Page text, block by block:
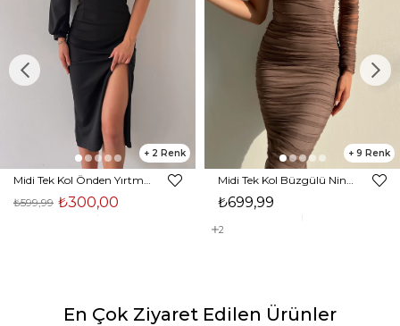
2
₺300,00
₺599,99
9
₺699,99
2
En Çok Ziyaret Edilen Ürünler